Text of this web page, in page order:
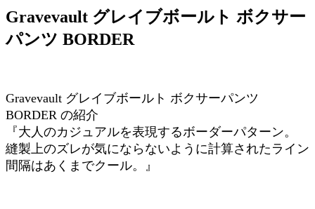
Gravevault グレイブボールト ボクサー
パンツ BORDER
Gravevault グレイブボールト ボクサーパンツ
BORDER の紹介
『大人のカジュアルを表現するボーダーパターン。
縫製上のズレが気にならないように計算されたライン
間隔はあくまでクール。』